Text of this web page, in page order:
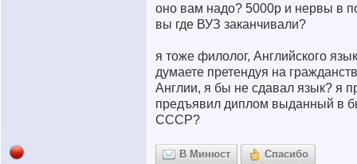
оно вам надо? 5000р и нервы в
вы где ВУЗ заканчивали?
я тоже филолог, Английского
думаете претендуя на
Англии, я бы не сдавал язык? я
предъявил диплом выданный в
СССР?
В Минюст Спасибо